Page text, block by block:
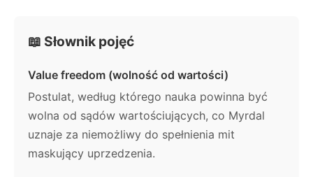
📖 Słownik pojęć
Value freedom (wolność od wartości)
Postulat, według którego nauka powinna być
wolna od sądów wartościujących, co Myrdal
uznaje za niemożliwy do spełnienia mit
maskujący uprzedzenia.